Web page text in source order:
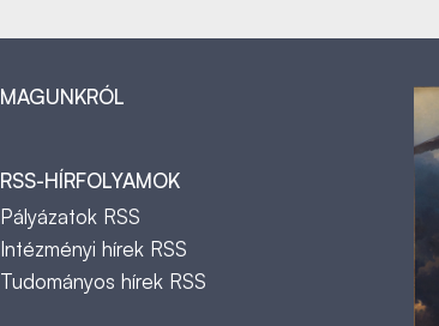
MAGUNKRÓL
RSS-HÍRFOLYAMOK
Pályázatok RSS
Intézményi hírek RSS
Tudományos hírek RSS